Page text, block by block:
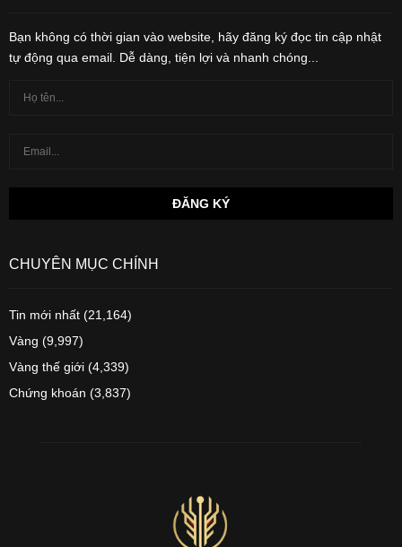
Bạn không có thời gian vào website, hãy đăng ký đọc tin cập nhật
tự động qua email. Dễ dàng, tiện lợi và nhanh chóng...
CHUYÊN MỤC CHÍNH
Tin mới nhất (21,164)
Vàng (9,997)
Vàng thế giới (4,339)
Chứng khoán (3,837)